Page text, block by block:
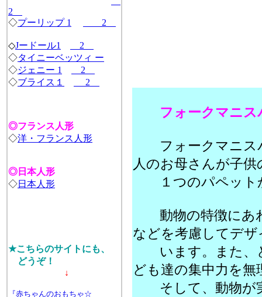
フォークマニス
フォークマニス
人のお母さんが子
１つのパペット
動物の特徴にあわ
などを考慮してデ
います。また、
ども達の集中力を
そして、動物が
2
◇プーリップ 1 2
◇Jードール1
2
◇タイニーベッツィ ー
◇ジェニー 1
2
◇ブライス１ 2
◎フランス人形
◇洋・フランス人形
◎日本人形
◇日本人形
★こちらのサイトにも、
どうぞ！
↓
『赤ちゃんのおもちゃ☆